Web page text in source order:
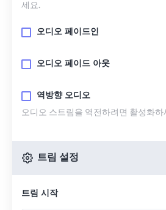
세요.
오디오 페이드인
오디오 페이드 아웃
역방향 오디오
오디오 스트림을 역전하려면 활성화하
트림 설정
트림 시작